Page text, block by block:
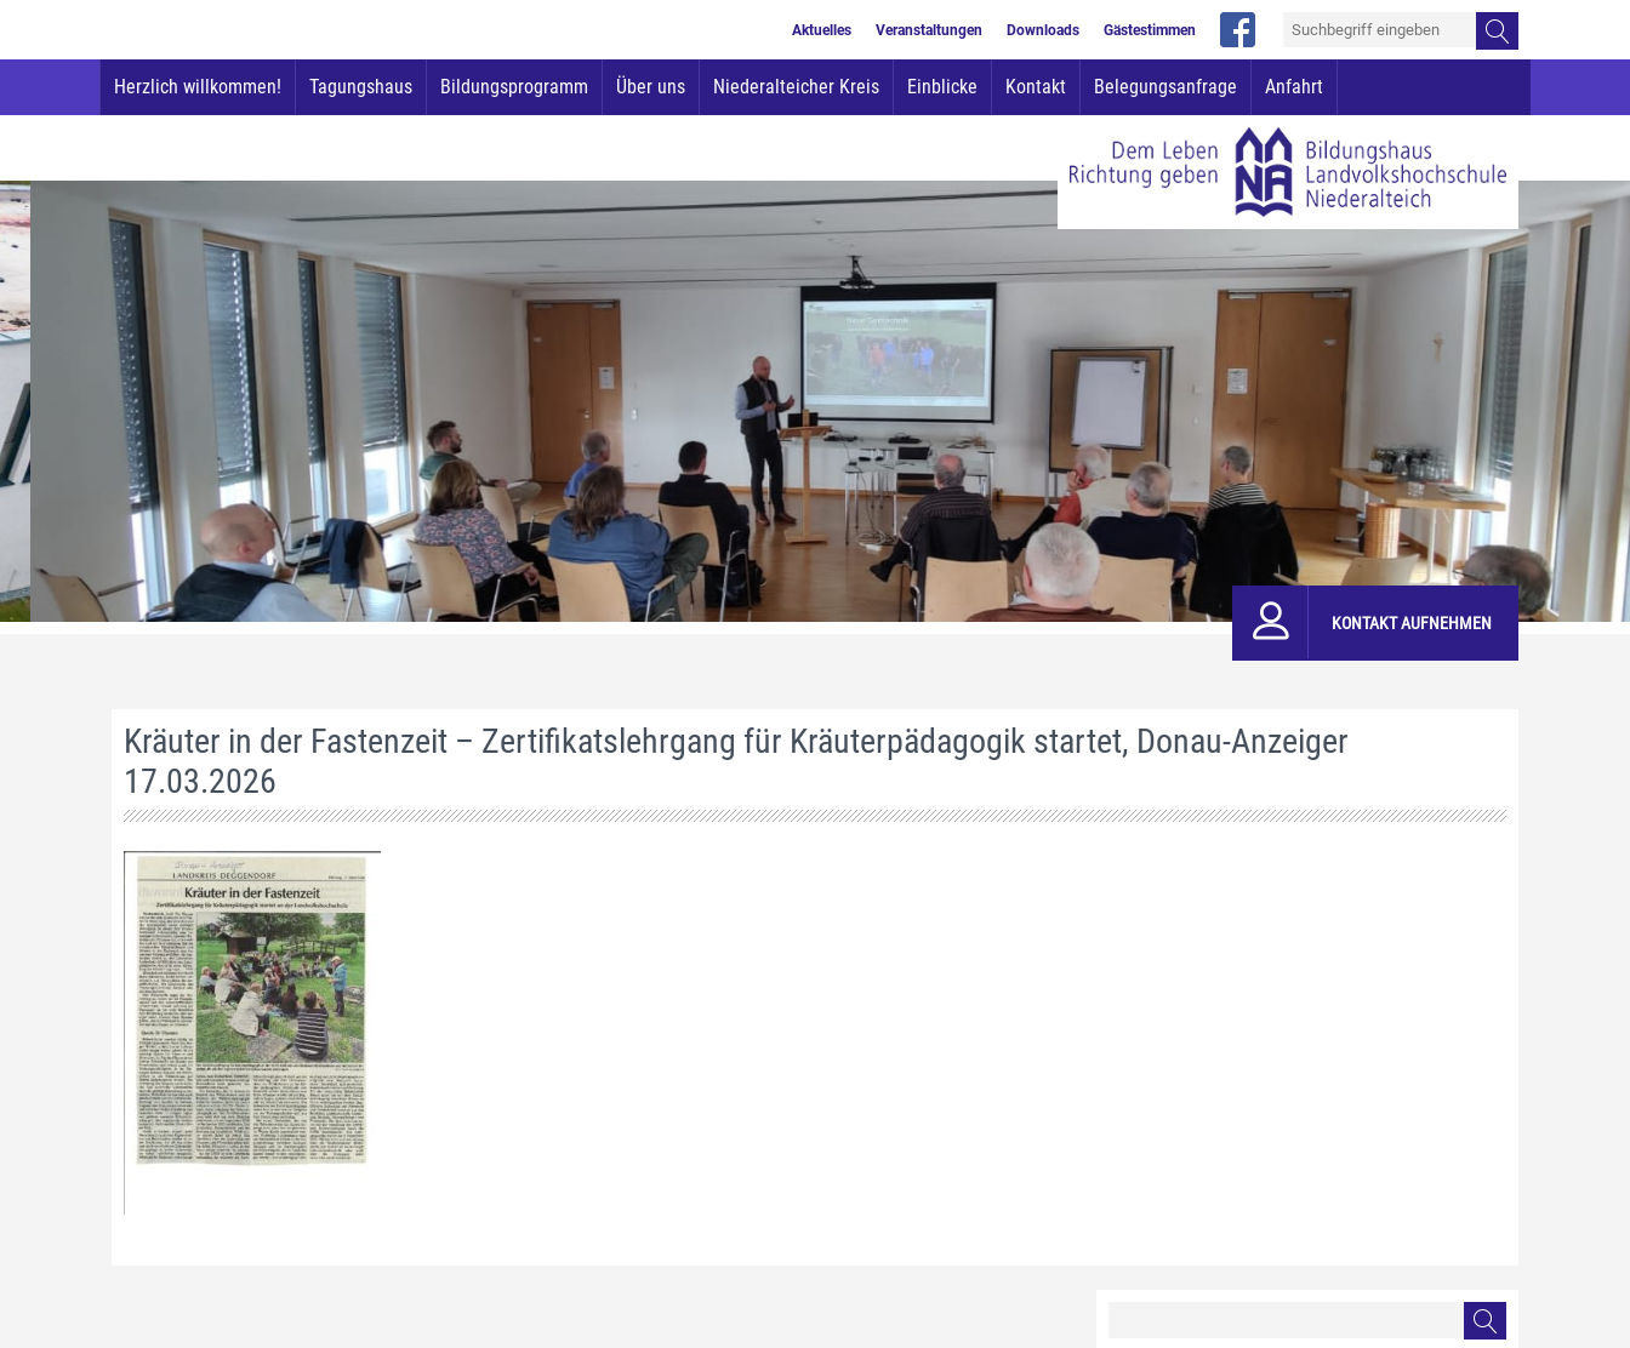
Aktuelles Veranstaltungen Downloads Gästestimmen
Inhalt
Herzlich willkommen! Tagungshaus Bildungsprogramm Über uns Niederalteicher Kreis Einblicke Kontakt Belegungsanfrage Anfahrt
KONTAKT AUFNEHMEN
Kräuter in der Fastenzeit – Zertifikatslehrgang für Kräuterpädagogik startet, Donau-Anzeiger
17.03.2026